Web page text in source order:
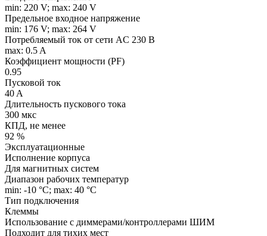
min: 220 V; max: 240 V
Предельное входное напряжение
min: 176 V; max: 264 V
Потребляемый ток от сети AC 230 В
max: 0.5 A
Коэффициент мощности (PF)
0.95
Пусковой ток
40 A
Длительность пускового тока
300 мкс
КПД, не менее
92 %
Эксплуатационные
Исполнение корпуса
Для магнитных систем
Диапазон рабочих температур
min: -10 °C; max: 40 °C
Тип подключения
Клеммы
Использование с диммерами/контроллерами ШИМ
Подходит для тихих мест